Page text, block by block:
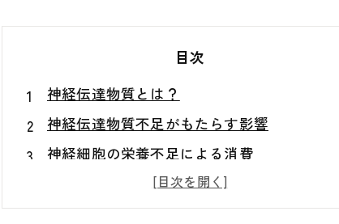
目次
神経伝達物質とは？
神経伝達物質不足がもたらす影響
神経細胞の栄養不足による消費
神経伝達物質不足と脳の病気
栄養バランスの重要性